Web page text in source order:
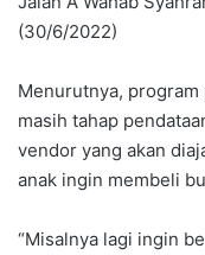
(30/6/2022)
Menurutnya,
masih tahap
vendor yang akan
anak ingin membeli
“Misalnya lagi ingin